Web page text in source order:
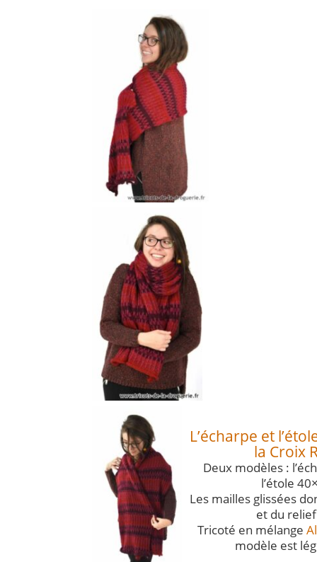
L’écharpe et
la Croix
Deux modèles :
l’étole
Les mailles glissées
et du
Tricoté en mélange
modèle est